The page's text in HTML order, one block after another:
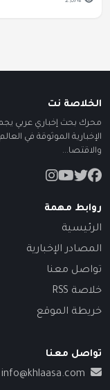
الخلاصة نت
محرك بحث إخباري عربي يجمع
الإخبارية الموثوقة في
والاقتصا...
روابط مهمة
الرئيسية
المصادر الإخبارية
تواصل معنا
خلاصة RSS
خريطة الموقع
تواصل معنا
info@khlaasa.com